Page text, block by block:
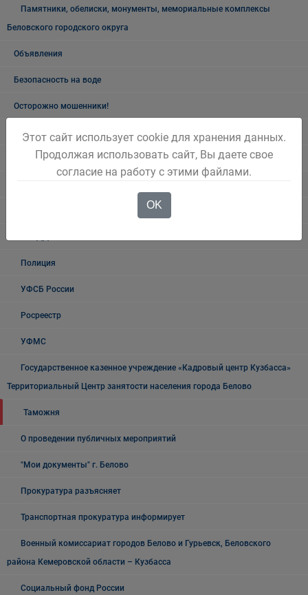
Памятники, обелиски, монументы, мемориальные комплексы
Беловского городского округа
Объявления
Безопасность на воде
Осторожно мошенники!
Государственные органы и службы информируют
Учреждения Здравоохранения
Полиция
УФСБ России
Росреестр
УФМС
Государственное казенное учреждение «Кадровый центр Кузбасса»
Территориальный Центр занятости населения города Белово
Таможня
О проведении публичных мероприятий
"Мои документы" г. Белово
Прокуратура разъясняет
Транспортная прокуратура информирует
Военный комиссариат городов Белово и Гурьевск, Беловского
района Кемеровской области – Кузбасса
Социальный фонд России
Этот сайт использует cookie для хранения данных.
Продолжая использовать сайт, Вы даете свое
согласие на работу с этими файлами.
OK